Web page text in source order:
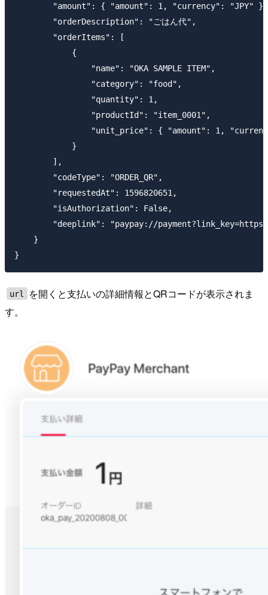
        "amount": { "amount": 1, "currency": "JPY" },
        "orderDescription": "ごはん代",
        "orderItems": [
            {
                "name": "OKA SAMPLE ITEM",
                "category": "food",
                "quantity": 1,
                "productId": "item_0001",
"unit_price": { "amount": 1,
            }
        ],
        "codeType": "ORDER_QR",
        "requestedAt": 1596820651,
        "isAuthorization": False,
"deeplink": "paypay://
    }
url
を開くと支払いの詳細情報とQRコードが表示されま
す。